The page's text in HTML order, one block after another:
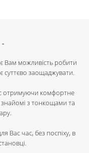
Вам можливість робити
заощаджувати.
отримуючи комфортне
з тонкощами та
Вас час, без поспіху, в